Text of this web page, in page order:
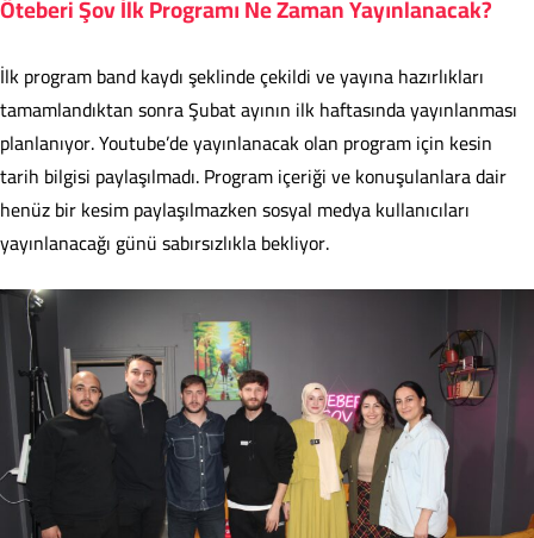
Öteberi Şov İlk Programı Ne Zaman Yayınlanacak?
İlk program band kaydı şeklinde çekildi ve yayına hazırlıkları
tamamlandıktan sonra Şubat ayının ilk haftasında yayınlanması
planlanıyor. Youtube’de yayınlanacak olan program için kesin
tarih bilgisi paylaşılmadı. Program içeriği ve konuşulanlara dair
henüz bir kesim paylaşılmazken sosyal medya kullanıcıları
yayınlanacağı günü sabırsızlıkla bekliyor.